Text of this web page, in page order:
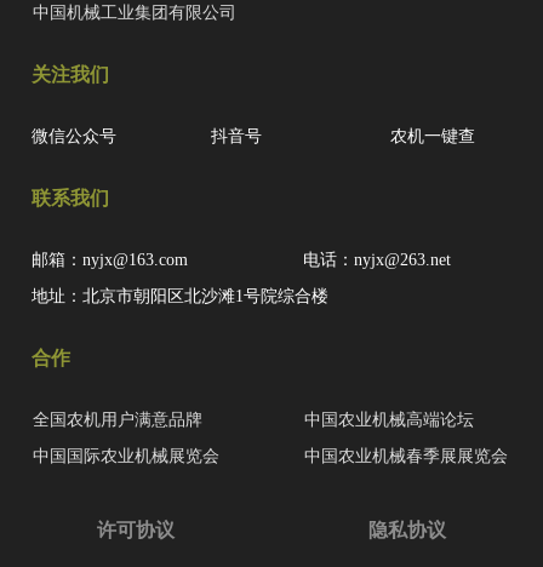
中国机械工业集团有限公司
关注我们
微信公众号 抖音号 农机一键查
联系我们
邮箱：nyjx@163.com
电话：nyjx@263.net
地址：北京市朝阳区北沙滩1号院综合楼
合作
全国农机用户满意品牌
中国农业机械高端论坛
中国国际农业机械展览会
中国农业机械春季展展览会
许可协议 隐私协议